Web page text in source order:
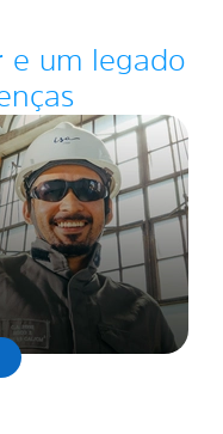
e um legado